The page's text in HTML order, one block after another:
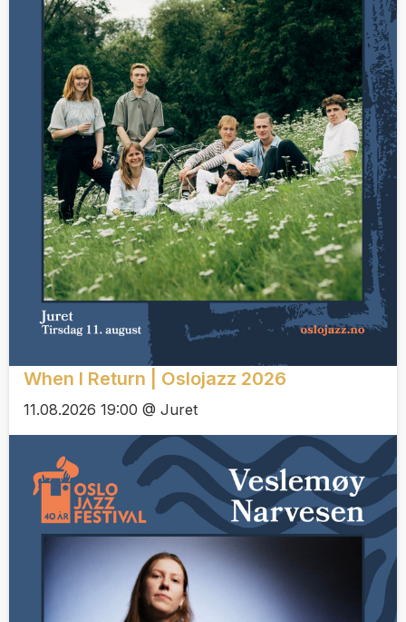
When I Return | Oslojazz 2026
11.08.2026 19:00 @ Juret